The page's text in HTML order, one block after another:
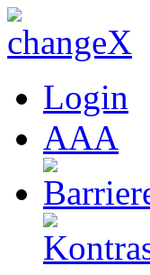
Login
AAA